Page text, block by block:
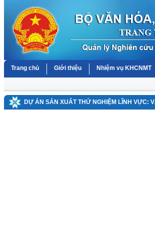
Trang chủ Giới thiệu Nhiệm vụ KHCNMT
DỰ ÁN SẢN XUẤT THỬ NGHIỆM LĨNH VỰC: